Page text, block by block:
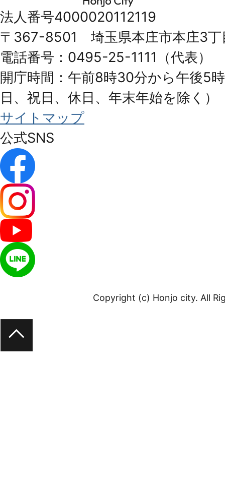
Honjo
City
法人番号4000020112119
〒367-8501 埼玉県本庄市本庄3丁
電話番号：0495-25-1111（代表）
開庁時間：午前8時30分から午後5
日、祝日、休日、年末年始を除く）
サイトマップ
公式SNS
Copyright (c) Honjo city. All